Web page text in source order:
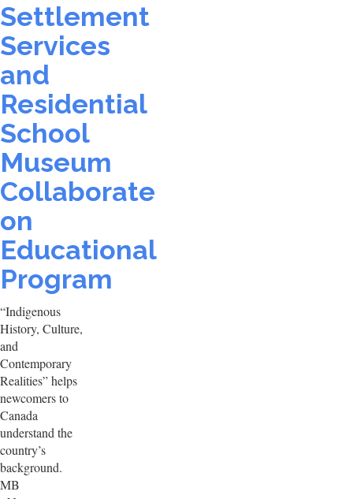
Settlement
Services
and
Residential
School
Museum
Collaborate
on
Educational
Program
“Indigenous
History, Culture,
and
Contemporary
Realities” helps
newcomers to
Canada
understand the
country’s
background.
MB